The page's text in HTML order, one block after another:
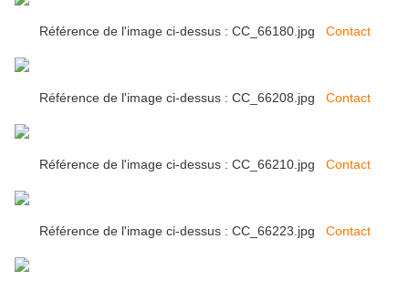
Référence de l'image ci-dessus : CC_66180.jpg Contact
Référence de l'image ci-dessus : CC_66208.jpg Contact
Référence de l'image ci-dessus : CC_66210.jpg Contact
Référence de l'image ci-dessus : CC_66223.jpg Contact